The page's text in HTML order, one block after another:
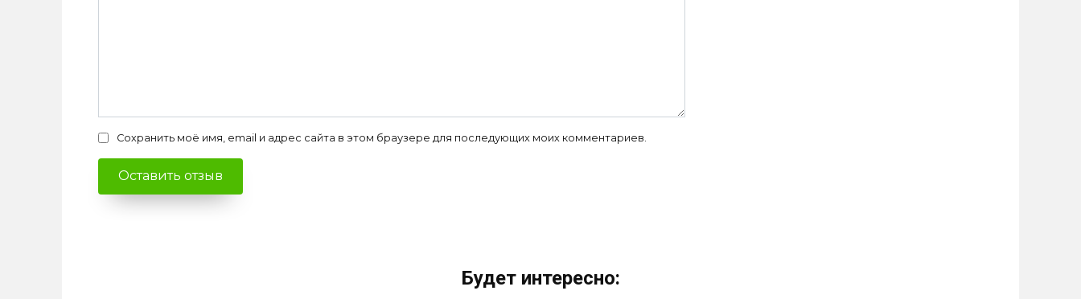
Сохранить моё имя, email и адрес сайта в этом браузере для последующих моих комментариев.
Будет интересно: